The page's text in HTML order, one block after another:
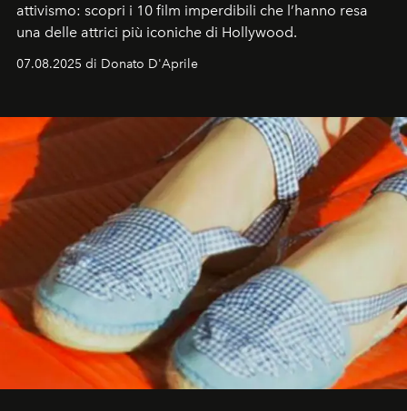
attivismo: scopri i 10 film imperdibili che l’hanno resa
una delle attrici più iconiche di Hollywood.
07.08.2025 di Donato D'Aprile